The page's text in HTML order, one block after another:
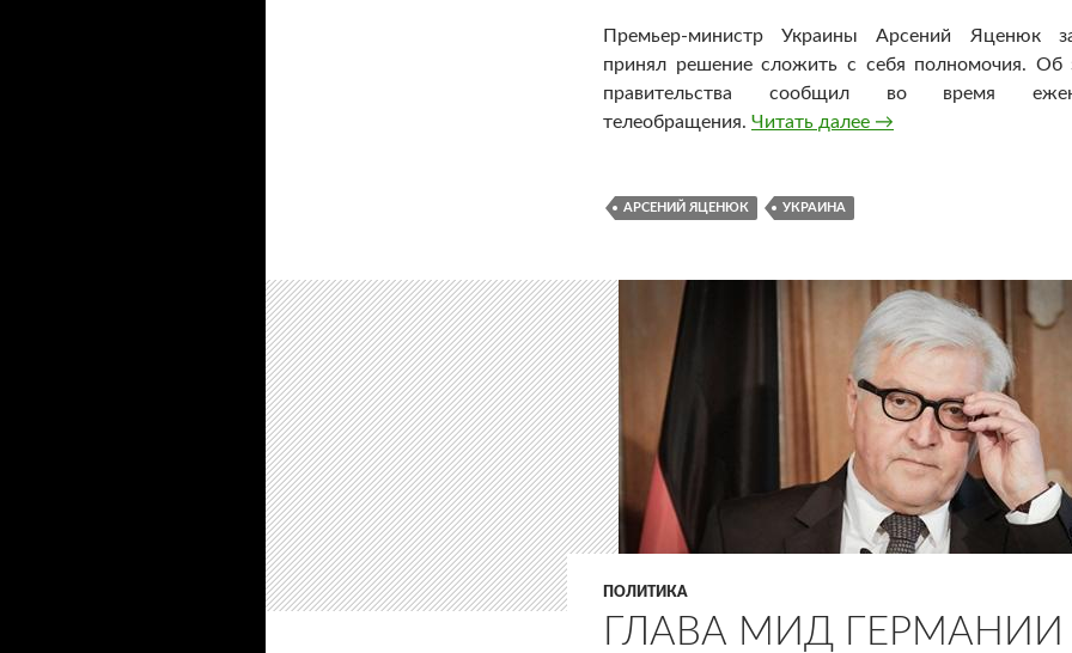
Премьер-министр Украины Арсений Яценюк
принял решение сложить с себя полномочия. Об
правительства сообщил во время
телеобращения. Читать далее Премьер-министр
→
АРСЕНИЙ ЯЦЕНЮК УКРАИНА
ПОЛИТИКА
ГЛАВА МИД ГЕРМАНИИ